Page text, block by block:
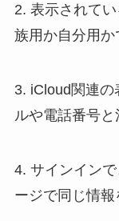
2. 表示されて
族用か自分用か
3. iCloud関連
ルや電話番号
4. サインイン
ージで同じ情報